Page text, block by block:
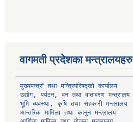
वागमती प्रदेशका मन्त्रालयहरु
मुख्यमन्त्री तथा मन्त्रिपरिषद्को कार्यालय
उद्योग, पर्यटन, वन तथा वातावरण मन्त्रालय
भूमि व्यवस्था, कृषि तथा सहकारी मन्त्रालय
आन्तरिक मामिला तथा कानुन मन्त्रालय